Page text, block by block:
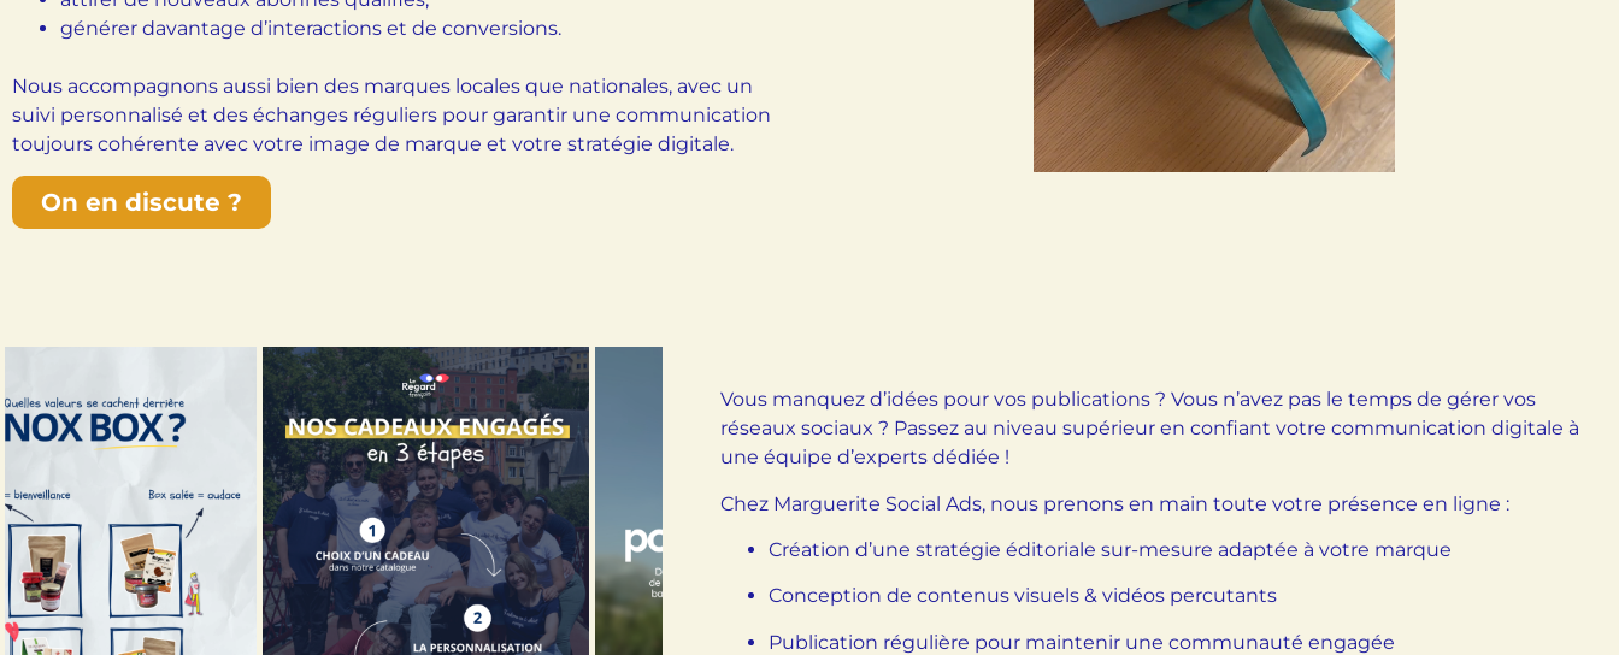
générer davantage d’interactions et de conversions.
Nous accompagnons aussi bien des marques locales que nationales, avec un
suivi personnalisé et des échanges réguliers pour garantir une communication
toujours cohérente avec votre image de marque et votre stratégie digitale.
On en discute ?
Vous manquez d’idées pour vos publications ? Vous n’avez pas le temps de gérer vos
réseaux sociaux ? Passez au niveau supérieur en confiant votre communication digitale à
une équipe d’experts dédiée !
Chez Marguerite Social Ads, nous prenons en main toute votre présence en ligne :
Création d’une stratégie éditoriale sur-mesure adaptée à votre marque
Conception de contenus visuels & vidéos percutants
Publication régulière pour maintenir une communauté engagée